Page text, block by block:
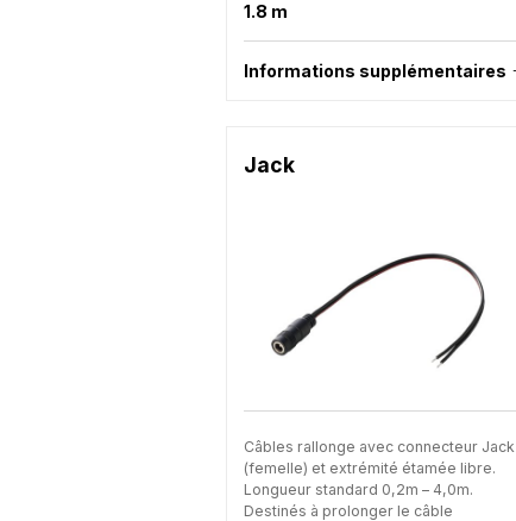
1.8 m
Informations supplémentaires
Jack
Câbles rallonge avec connecteur Jack
(femelle) et extrémité étamée libre.
Longueur standard 0,2m – 4,0m.
Destinés à prolonger le câble